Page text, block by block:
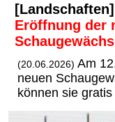
[Landschaften]
Eröffnung der
(20.06.2026) Am
neuen
können sie